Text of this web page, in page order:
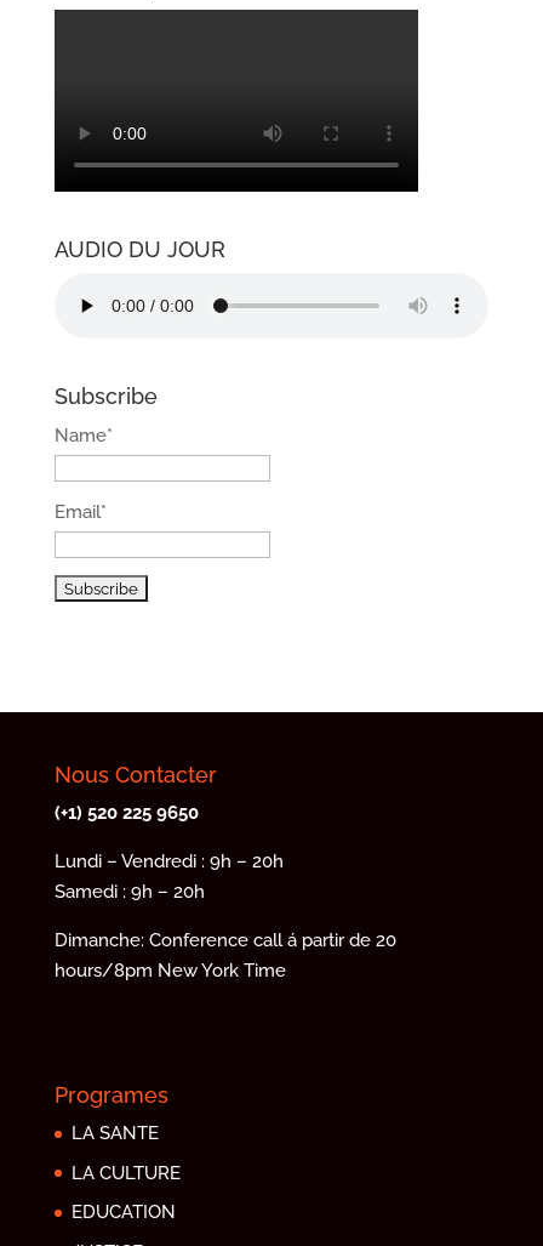
AUDIO DU JOUR
Subscribe
Name*
Email*
Nous Contacter
(+1) 520 225 9650
Lundi – Vendredi : 9h – 20h
Samedi : 9h – 20h
Dimanche: Conference call á partir de 20
hours/8pm New York Time
Programes
LA SANTE
LA CULTURE
EDUCATION